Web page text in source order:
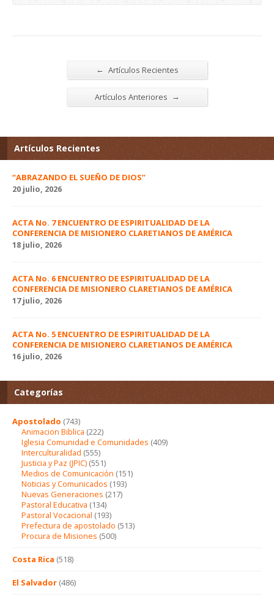
← Artículos Recientes
Artículos Anteriores →
Artículos Recientes
“ABRAZANDO EL SUEÑO DE DIOS”
20 julio, 2026
ACTA No. 7 ENCUENTRO DE ESPIRITUALIDAD DE LA
CONFERENCIA DE MISIONERO CLARETIANOS DE AMÉRICA
18 julio, 2026
ACTA No. 6 ENCUENTRO DE ESPIRITUALIDAD DE LA
CONFERENCIA DE MISIONERO CLARETIANOS DE AMÉRICA
17 julio, 2026
ACTA No. 5 ENCUENTRO DE ESPIRITUALIDAD DE LA
CONFERENCIA DE MISIONERO CLARETIANOS DE AMÉRICA
16 julio, 2026
Categorías
Apostolado (743)
Animacion Biblica (222)
Iglesia Comunidad e Comunidades (409)
Interculturalidad (555)
Justicia y Paz (JPIC) (551)
Medios de Comunicación (151)
Noticias y Comunicados (193)
Nuevas Generaciones (217)
Pastoral Educativa (134)
Pastoral Vocacional (193)
Prefectura de apostolado (513)
Procura de Misiones (500)
Costa Rica (518)
El Salvador (486)